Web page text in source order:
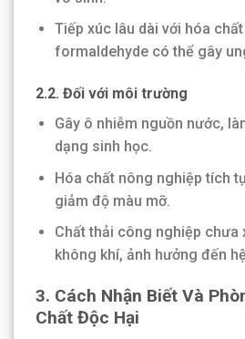
Tiếp xúc lâu dài với hóa
formaldehyde có thể gây
2.2. Đối với môi trường
Gây ô nhiễm nguồn nước,
dạng sinh học.
Hóa chất nông nghiệp tích
giảm độ màu mỡ.
Chất thải công nghiệp chưa
không khí, ảnh hưởng đến
3. Cách Nhận Biết Và
Chất Độc Hại